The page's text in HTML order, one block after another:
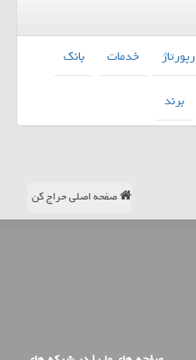
رپورتاژ خدمات
بانك
برند
صفحه اصلی حراج کن